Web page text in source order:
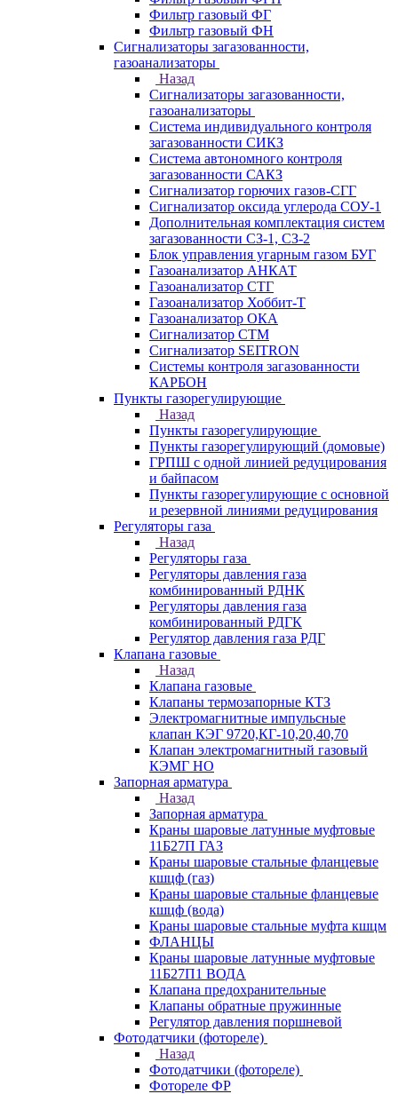
Фильтр газовый ФГ
Фильтр газовый ФН
Сигнализаторы загазованности,
газоанализаторы
Назад
Сигнализаторы загазованности,
газоанализаторы
Система индивидуального контроля
загазованности СИКЗ
Система автономного контроля
загазованности САКЗ
Сигнализатор горючих газов-СГГ
Сигнализатор оксида углерода СОУ-1
Дополнительная комплектация систем
загазованности СЗ-1, СЗ-2
Блок управления угарным газом БУГ
Газоанализатор АНКАТ
Газоанализатор СТГ
Газоанализатор Хоббит-Т
Газоанализатор ОКА
Сигнализатор СТМ
Сигнализатор SEITRON
Системы контроля загазованности
КАРБОН
Пункты газорегулирующие
Назад
Пункты газорегулирующие
Пункты газорегулирующий (домовые)
ГРПШ с одной линией редуцирования
и байпасом
Пункты газорегулирующие с основной
и резервной линиями редуцирования
Регуляторы газа
Назад
Регуляторы газа
Регуляторы давления газа
комбинированный РДНК
Регуляторы давления газа
комбинированный РДГК
Регулятор давления газа РДГ
Клапана газовые
Назад
Клапана газовые
Клапаны термозапорные КТЗ
Электромагнитные импульсные
клапан КЭГ 9720,КГ-10,20,40,70
Клапан электромагнитный газовый
КЭМГ НО
Запорная арматура
Назад
Запорная арматура
Краны шаровые латунные муфтовые
11Б27П ГАЗ
Краны шаровые стальные фланцевые
кшцф (газ)
Краны шаровые стальные фланцевые
кшцф (вода)
Краны шаровые стальные муфта кшцм
ФЛАНЦЫ
Краны шаровые латунные муфтовые
11Б27П1 ВОДА
Клапана предохранительные
Клапаны обратные пружинные
Регулятор давления поршневой
Фотодатчики (фотореле)
Назад
Фотодатчики (фотореле)
Фотореле ФР